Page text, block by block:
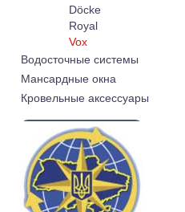
Döcke
Royal
Vox
Водосточные системы
Мансардные окна
Кровельные аксессуары